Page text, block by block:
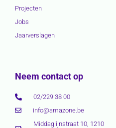
Projecten
Jobs
Jaarverslagen
Neem contact op
02/229 38 00
info@amazone.be
Middaglijnstraat 10, 1210